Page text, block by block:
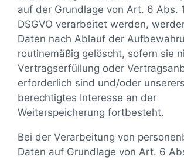
auf der Grundlage von Art. 6 Abs.
DSGVO verarbeitet werden,
Daten nach Ablauf der
routinemäßig gelöscht, sofern sie
Vertragserfüllung oder
erforderlich sind und/oder
berechtigtes Interesse an der
Weiterspeicherung fortbesteht.
Bei der Verarbeitung von
Daten auf Grundlage von Art. 6